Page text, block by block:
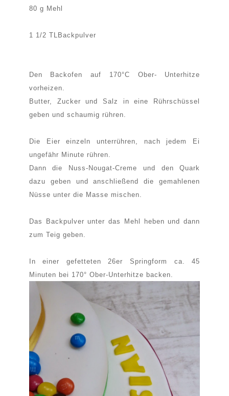
80 g Mehl
1 1/2 TLBackpulver
Den Backofen auf 170°C Ober- Unterhitze
vorheizen.
Butter, Zucker und Salz in eine Rührschüssel
geben und schaumig rühren.
Die Eier einzeln unterrühren, nach jedem Ei
ungefähr Minute rühren.
Dann die Nuss-Nougat-Creme und den Quark
dazu geben und anschließend die gemahlenen
Nüsse unter die Masse mischen.
Das Backpulver unter das Mehl heben und dann
zum Teig geben.
In einer gefetteten 26er Springform ca. 45
Minuten bei 170° Ober-Unterhitze backen.